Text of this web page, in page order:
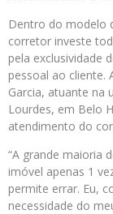
Dentro do modelo
corretor investe
pela exclusividade
pessoal ao cliente.
Garcia, atuante na
Lourdes, em Belo
atendimento do
“A grande maioria
imóvel apenas 1
permite errar. Eu,
necessidade do